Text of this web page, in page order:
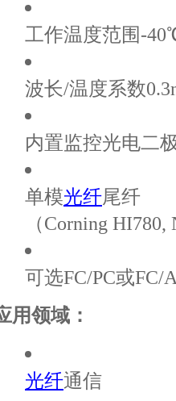
工作温度范围-
波长/温度系数
内置监控光电二
单模光纤尾纤
（Corning
可选FC/PC或FC/
用领域：
光纤通信